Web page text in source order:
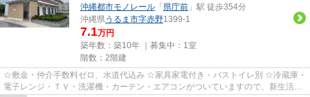
沖縄都市モノレール 「 県庁前 」駅 徒歩354分
沖縄県うるま市字赤野1399-1
7.1万円
築年数：築10年 ｜募集中： 1室
階数：2階建
☆敷金・仲介手数料ゼロ、水道代込み ☆家具家電付き・バストイレ別 ☆冷蔵庫・
電子レンジ・ＴＶ・洗濯機・カーテン・エアコンがついていますので、新生活が